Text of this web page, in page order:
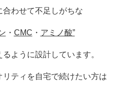
合わせて不足しがちな
・ CMC ・ アミノ酸”
ように設計しています。
リティを自宅で続けたい方は